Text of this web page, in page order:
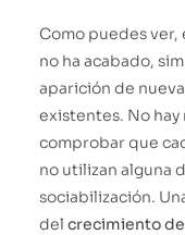
Como puedes ver,
no ha acabado,
aparición de
existentes. No hay
comprobar que
no utilizan alguna
sociabilización.
del crecimiento